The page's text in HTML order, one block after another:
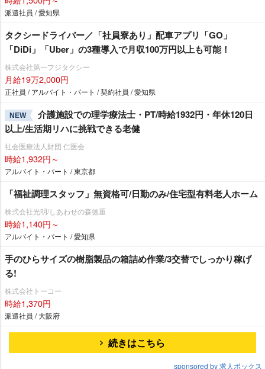
派遣社員 / 愛知県
タクシードライバー／「社員寮あり」配車アプリ「GO」
「DiDi」「Uber」の3種導入で月収100万円以上も可能！
株式会社第一フジタクシー
月給19万2,000円
正社員 / アルバイト・パート / 契約社員 / 愛知県
NEW
介護施設での理学療法士・PT/時給1932円・年休120日
以上/生活期リハに挑戦できる老健
社会医療法人財団 仁医会
時給1,932円～
アルバイト・パート / 東京都
「福祉調理スタッフ」無資格可/日勤のみ/住宅型有料老人ホーム
株式会社光明/しあわせの森徳重
時給1,140円～
アルバイト・パート / 愛知県
手のひらサイズの樹脂製品の箱詰め作業/3交替でしっかり稼げ
る!
株式会社トーコー
時給1,370円
派遣社員 / 大阪府
続きはこちら
sponsored by 求人ボックス